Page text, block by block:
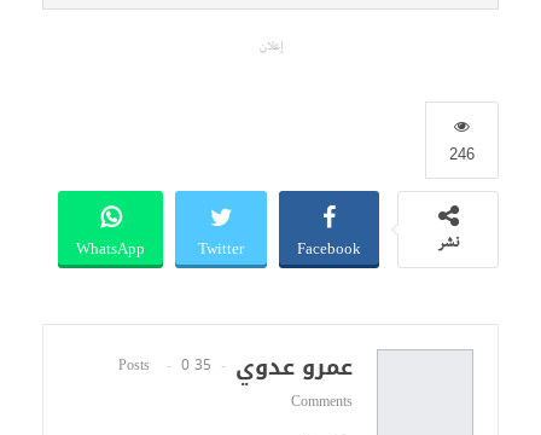
إعلان
246
نشر Facebook
Twitter
WhatsApp
عمرو عدوي 35 Posts
0
Comments